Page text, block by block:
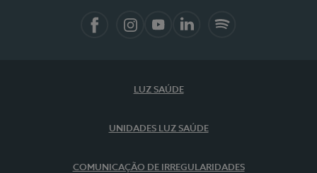
LUZ SAÚDE
UNIDADES LUZ SAÚDE
COMUNICAÇÃO DE IRREGULARIDADES